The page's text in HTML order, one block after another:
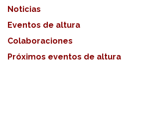
Noticias
Eventos de altura
Colaboraciones
Próximos eventos de altura